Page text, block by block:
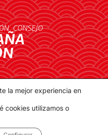
1. 28012 Madrid
la mejor experiencia en
cookies utilizamos o